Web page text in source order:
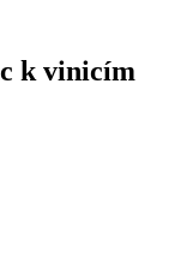
k vinicím